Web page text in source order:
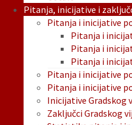
Pitanja, inicijative i
Pitanja i inicijative
Pitanja i
Pitanja i
Pitanja i
Pitanja i inicijative
Pitanja i inicijative
Inicijative Gradskog
Zaključci Gradskog